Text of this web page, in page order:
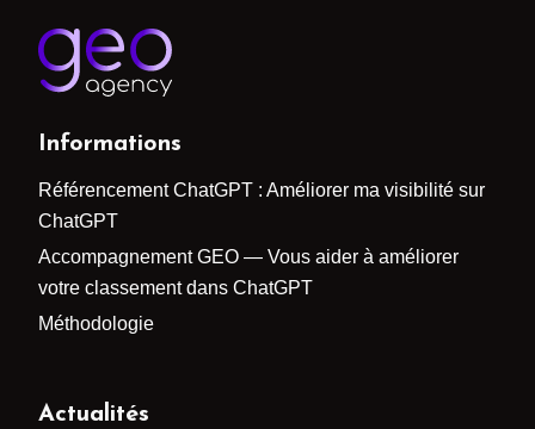
Informations
Référencement ChatGPT : Améliorer ma visibilité sur
ChatGPT
Accompagnement GEO — Vous aider à améliorer
votre classement dans ChatGPT
Méthodologie
Actualités